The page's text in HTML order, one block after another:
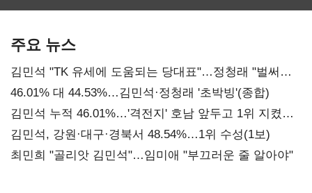
주요 뉴스
김민석 "TK 유세에 도움되는 당대표"…정청래 "벌써
대표된 양 당직 배분"
46.01% 대 44.53%…김민석·정청래 '초박빙'(종합)
김민석 누적 46.01%…'격전지' 호남 앞두고 1위 지켰다
(2보)
김민석, 강원·대구·경북서 48.54%…1위 수성(1보)
최민희 "골리앗 김민석"…임미애 "부끄러운 줄 알아야"